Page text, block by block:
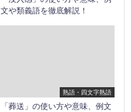
文や類義語を徹底解説！
熟語・四文字熟語
「葬送」の使い方や意味、例文